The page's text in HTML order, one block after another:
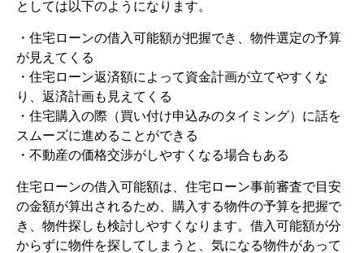
としては以下のようになります。
・住宅ローンの借入可能額が把握でき、物件選定の予算
が見えてくる
・住宅ローン返済額によって資金計画が立てやすくな
り、返済計画も見えてくる
・住宅購入の際（買い付け申込みのタイミング）に話を
スムーズに進めることができる
・不動産の価格交渉がしやすくなる場合もある
住宅ローンの借入可能額は、住宅ローン事前審査で目安
の金額が算出されるため、購入する物件の予算を把握で
き、物件探しも検討しやすくなります。借入可能額が分
からずに物件を探してしまうと、気になる物件があって